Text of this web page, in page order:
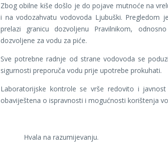
Zbog obilne kiše došlo je do pojave mutnoće na
i na vodozahvatu vodovoda Ljubuški. Pregledom
prelazi granicu dozvoljenu Pravilnikom,
dozvoljene za vodu za piće.
Sve potrebne radnje od strane vodovoda se
sigurnosti preporuča vodu prije upotrebe prokuhati.
Laboratorijske kontrole se vrše redovito i
obaviještena o ispravnosti i mogućnosti korištenja
Hvala na razumijevanju.